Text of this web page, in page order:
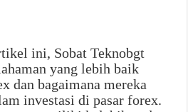
ini, Sobat Teknobgt
yang lebih baik
dan bagaimana mereka
investasi di pasar forex.